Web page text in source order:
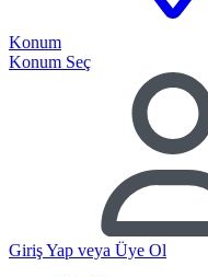
Konum
Konum Seç
Giriş Yap veya Üye Ol